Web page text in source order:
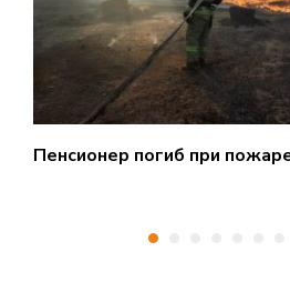
Пенсионер погиб при